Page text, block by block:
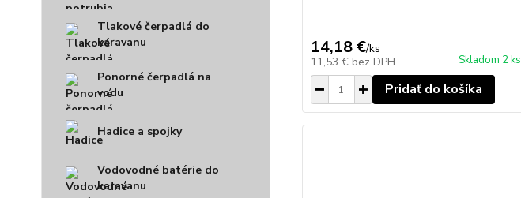
Tlakové čerpadlá do
karavanu
Ponorné čerpadlá na
vodu
Hadice a spojky
Vodovodné batérie do
karavanu
14,18 €/ks
11,53 € bez DPH Skladom 2 ks
Pridať do košíka